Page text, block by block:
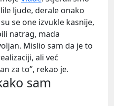
ljude, derale onako
se one izvukle kasnije,
natrag, mada
Mislio sam da je to
ali već
za to”, rekao je.
sam